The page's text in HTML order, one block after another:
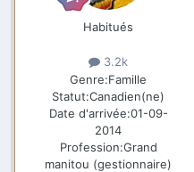
Habitués
3.2k
Genre:Famille
Statut:Canadien(ne)
Date d'arrivée:01-09-
2014
Profession:Grand
manitou (gestionnaire)